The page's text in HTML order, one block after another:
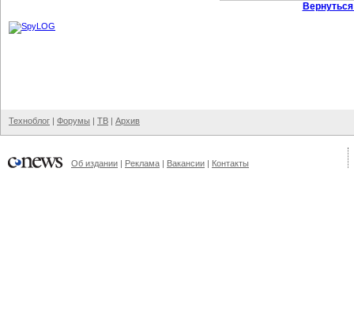
Техноблог | Форумы | ТВ | Архив
Об издании | Реклама | Вакансии | Контакты